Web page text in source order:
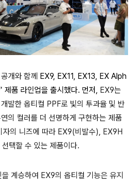
개와 함께 EX9, EX11, EX13, EX Alph
제품 라인업을 출시했다. 먼저 , EX9는
발한 옵티컬 PPF로 빛의 투과율 및 반
의 컬러를 더 선명하게 구현하는 제품
자의 니즈에 따라 EX9(비발수), EX9H
택할 수 있는 제품이다.
계승하여 EX9의 옵티컬 기능은 유지